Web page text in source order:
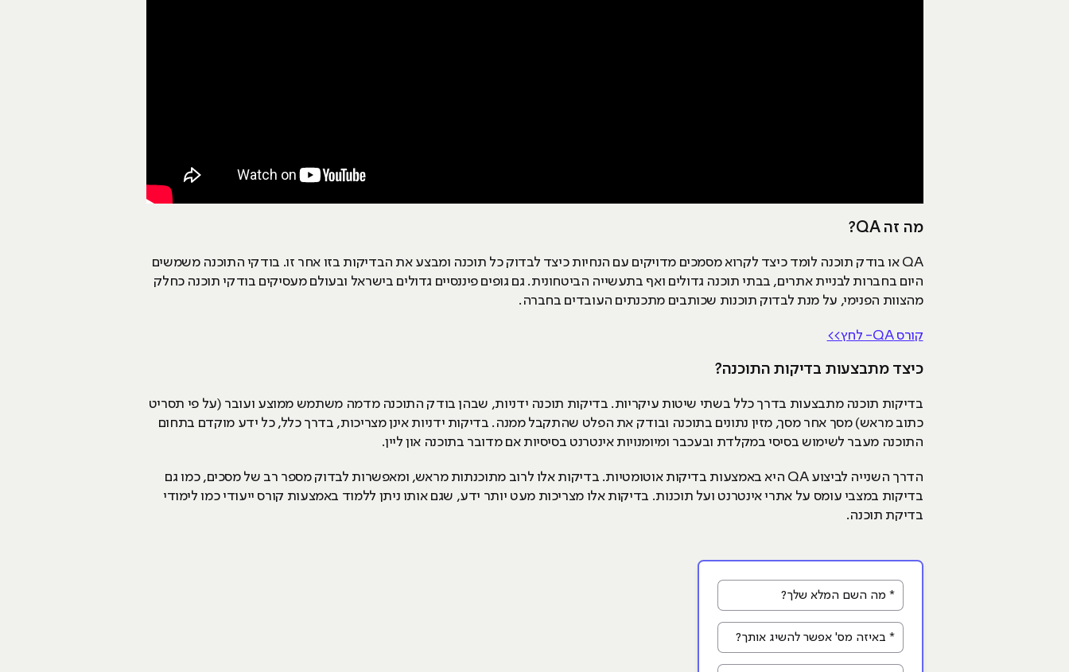
מה זה QA?
QA או בודק תוכנה לומד כיצד לקרוא מסמכים מדויקים עם הנחיות כיצד לבדוק כל תוכנה ומבצע את הבדיקות בזו אחר זו. בודקי התוכנה משמשים
היום בחברות לבניית אתרים, בבתי תוכנה גדולים ואף בתעשייה הביטחונית. גם גופים פיננסיים גדולים בישראל ובעולם מעסיקים בודקי תוכנה כחלק
מהצוות הפנימי, על מנת לבדוק תוכנות שכותבים מתכנתים העובדים בחברה.
קורס QA- לחץ>>
כיצד מתבצעות בדיקות התוכנה?
בדיקות תוכנה מתבצעות בדרך כלל בשתי שיטות עיקריות. בדיקות תוכנה ידניות, שבהן בודק התוכנה מדמה משתמש ממוצע ועובר (על פי תסריט
כתוב מראש) מסך אחר מסך, מזין נתונים בתוכנה ובודק את הפלט שהתקבל ממנה. בדיקות ידניות אינן מצריכות, בדרך כלל, כל ידע מוקדם בתחום
התוכנה מעבר לשימוש בסיסי במקלדת ובעכבר ומיומנויות אינטרנט בסיסיות אם מדובר בתוכנה און ליין.
הדרך השנייה לביצוע QA היא באמצעות בדיקות אוטומטיות. בדיקות אלו לרוב מתוכנתות מראש, ומאפשרות לבדוק מספר רב של מסכים, כמו גם
בדיקות במצבי עומס על אתרי אינטרנט ועל תוכנות. בדיקות אלו מצריכות מעט יותר ידע, שגם אותו ניתן ללמוד באמצעות קורס ייעודי כמו לימודי
בדיקת תוכנה.
* מה השם המלא שלך?
* באיזה מס' אפשר להשיג אותך?